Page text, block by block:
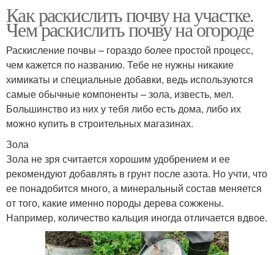
Как раскислить почву на участке.
Чем раскислить почву на огороде
Раскисление почвы – гораздо более простой процесс,
чем кажется по названию. Тебе не нужны никакие
химикаты и специальные добавки, ведь используются
самые обычные компоненты – зола, известь, мел.
Большинство из них у тебя либо есть дома, либо их
можно купить в строительных магазинах.
Зола
Зола не зря считается хорошим удобрением и ее
рекомендуют добавлять в грунт после азота. Но учти, что
ее понадобится много, а минеральный состав меняется
от того, какие именно породы дерева сожжены.
Например, количество кальция иногда отличается вдвое.